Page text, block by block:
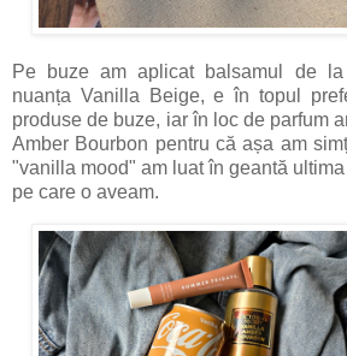
Pe buze am aplicat balsamul de
nuanța Vanilla Beige, e în topul
produse de buze, iar în loc de parfum
Amber Bourbon pentru că așa am
"vanilla mood" am luat în geantă
pe care o aveam.